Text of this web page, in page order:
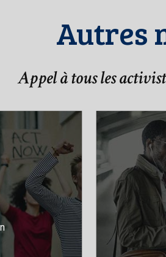
Autres
Appel à tous les
de
fonds
de